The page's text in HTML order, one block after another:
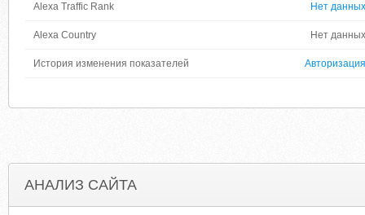
Alexa Traffic Rank Нет данных
Alexa Country Нет данных
История изменения показателей Авторизация
АНАЛИЗ САЙТА